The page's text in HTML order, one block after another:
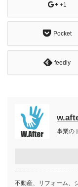
+1
Pocket
feedly
事業の
不動産、リフォーム、